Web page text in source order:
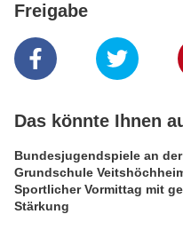
Freigabe
Das könnte Ihnen
Bundesjugendspiele an der
Grundschule
Sportlicher Vormittag mit
Stärkung